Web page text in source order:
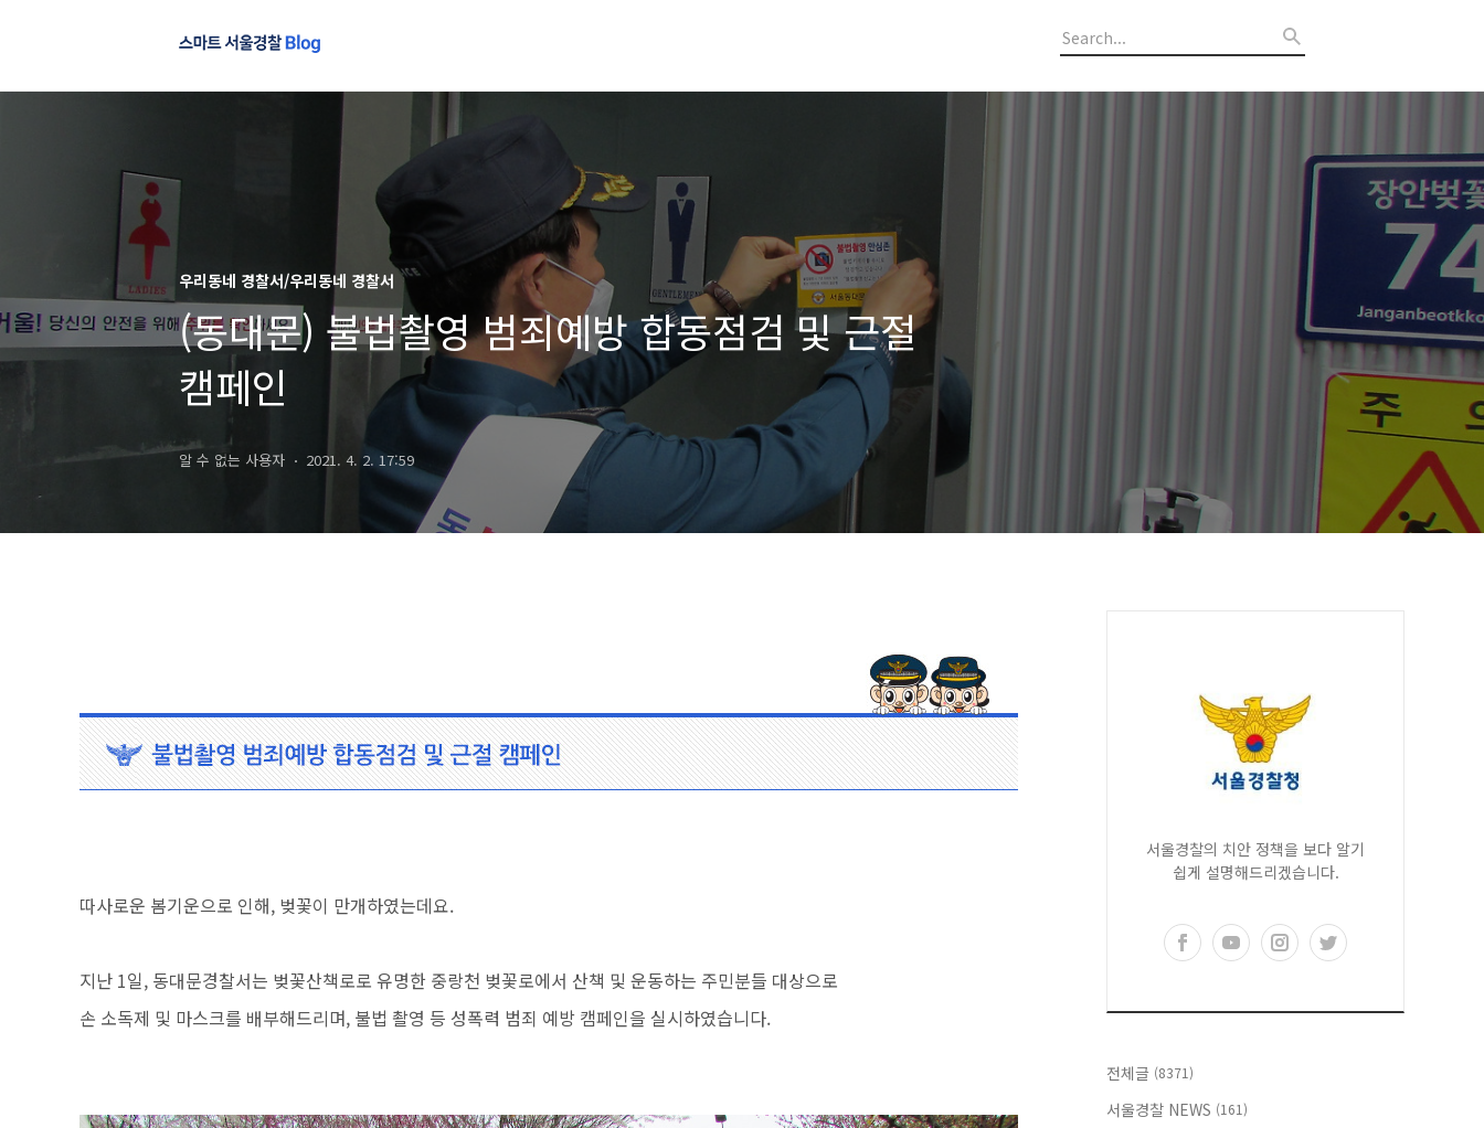
우리동네 경찰서/우리동네 경찰서
(동대문) 불법촬영 범죄예방 합동점검 및 근절
캠페인
알 수 없는 사용자 2021. 4. 2. 17:59
따사로운 봄기운으로 인해, 벚꽃이 만개하였는데요.
지난 1일, 동대문경찰서는 벚꽃산책로로 유명한 중랑천 벚꽃로에서 산책 및 운동하는 주민분들 대상으로
손 소독제 및 마스크를 배부해드리며, 불법 촬영 등 성폭력 범죄 예방 캠페인을 실시하였습니다.
서울경찰의 치안 정책을 보다 알기
쉽게 설명해드리겠습니다.
전체글 (8371)
서울경찰 NEWS (161)